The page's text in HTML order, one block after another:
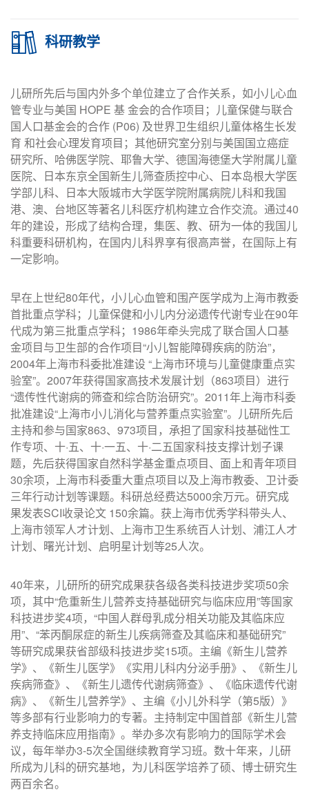
科研教学
儿研所先后与国内外多个单位建立了合作关系，如小儿心血
管专业与美国 HOPE 基 金会的合作项目；儿童保健与联合
国人口基金会的合作 (P06) 及世界卫生组织儿童体格生长发
育 和社会心理发育项目；其他研究室分别与美国国立癌症
研究所、哈佛医学院、耶鲁大学、德国海德堡大学附属儿童
医院、日本东京全国新生儿筛查质控中心、日本岛根大学医
学部儿科、日本大阪城市大学医学院附属病院儿科和我国
港、澳、台地区等著名儿科医疗机构建立合作交流。通过40
年的建设，形成了结构合理，集医、教、研为一体的我国儿
科重要科研机构，在国内儿科界享有很高声誉，在国际上有
一定影响。
早在上世纪80年代，小儿心血管和围产医学成为上海市教委
首批重点学科；儿童保健和小儿内分泌遗传代谢专业在90年
代成为第三批重点学科；1986年牵头完成了联合国人口基
金项目与卫生部的合作项目“小儿智能障碍疾病的防治”，
2004年上海市科委批准建设 “上海市环境与儿童健康重点实
验室”。2007年获得国家高技术发展计划（863项目）进行
“遗传性代谢病的筛查和综合防治研究”。2011年上海市科委
批准建设“上海市小儿消化与营养重点实验室”。儿研所先后
主持和参与国家863、973项目，承担了国家科技基础性工
作专项、十·五、十·一五、十·二五国家科技支撑计划子课
题，先后获得国家自然科学基金重点项目、面上和青年项目
30余项，上海市科委重大重点项目以及上海市教委、卫计委
三年行动计划等课题。科研总经费达5000余万元。研究成
果发表SCI收录论文 150余篇。获上海市优秀学科带头人、
上海市领军人才计划、上海市卫生系统百人计划、浦江人才
计划、曙光计划、启明星计划等25人次。
40年来，儿研所的研究成果获各级各类科技进步奖项50余
项，其中“危重新生儿营养支持基础研究与临床应用”等国家
科技进步奖4项，“中国人群母乳成分相关功能及其临床应
用”、“苯丙酮尿症的新生儿疾病筛查及其临床和基础研究”
等研究成果获省部级科技进步奖15项。主编《新生儿营养
学》、《新生儿医学》《实用儿科内分泌手册》、《新生儿
疾病筛查》、《新生儿遗传代谢病筛查》、《临床遗传代谢
病》、《新生儿营养学》、主编《小儿外科学（第5版）》
等多部有行业影响力的专著。主持制定中国首部《新生儿营
养支持临床应用指南》。举办多次有影响力的国际学术会
议，每年举办3-5次全国继续教育学习班。数十年来，儿研
所成为儿科的研究基地，为儿科医学培养了硕、博士研究生
两百余名。